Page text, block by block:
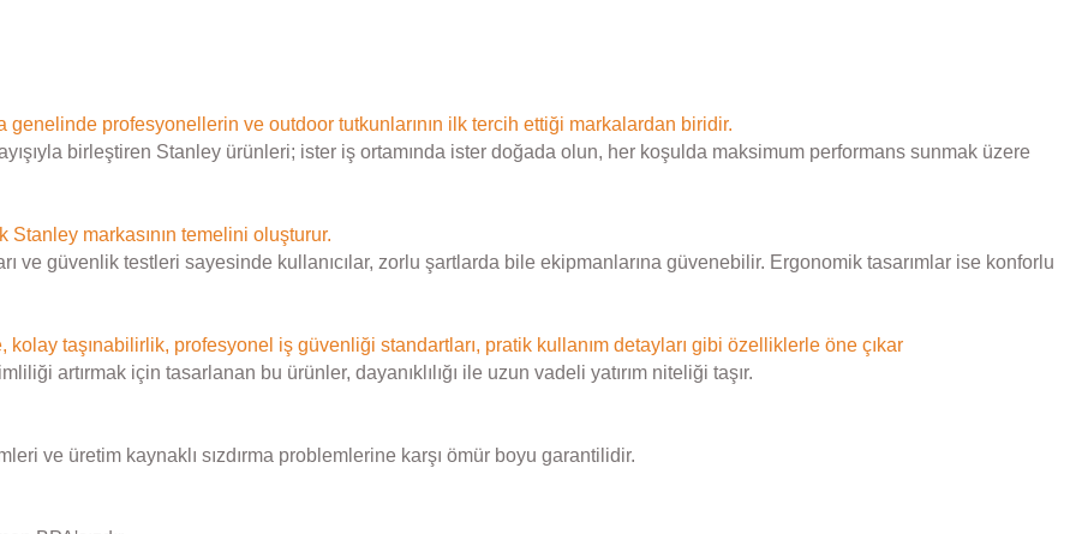
genelinde profesyonellerin ve outdoor tutkunlarının ilk tercih ettiği markalardan biridir.
birleştiren Stanley ürünleri; ister iş ortamında ister doğada olun, her koşulda maksimum performans sunmak üzere
markasının temelini oluşturur.
ve güvenlik testleri sayesinde kullanıcılar, zorlu şartlarda bile ekipmanlarına güvenebilir. Ergonomik tasarımlar ise konforlu
kolay taşınabilirlik, profesyonel iş güvenliği standartları, pratik kullanım detayları gibi özelliklerle öne çıkar
artırmak için tasarlanan bu ürünler, dayanıklılığı ile uzun vadeli yatırım niteliği taşır.
ve üretim kaynaklı sızdırma problemlerine karşı ömür boyu garantilidir.